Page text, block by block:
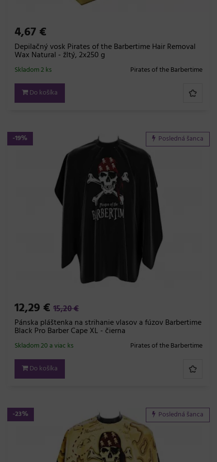
4,67 €
Depilačný vosk Pirates of the Barbertime Hair Removal
Wax Natural - žltý, 2x250 g
Pirates of the Barbertime
Skladom 2 ks
Do košíka
-19% Posledná šanca
12,29 € 15,20 €
Pánska pláštenka na strihanie vlasov a fúzov Barbertime
Black Pro Barber Cape XL - čierna
Pirates of the Barbertime
Skladom 20 a viac ks
Do košíka
-23% Posledná šanca